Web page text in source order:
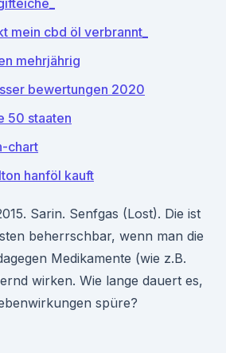
mein cbd öl verbrannt_
mehrjährig
bewertungen 2020
50 staaten
chart
hanföl kauft
Sarin. Senfgas (Lost). Die ist
beherrschbar, wenn man die
Medikamente (wie z.B.
wirken. Wie lange dauert es,
spüre?